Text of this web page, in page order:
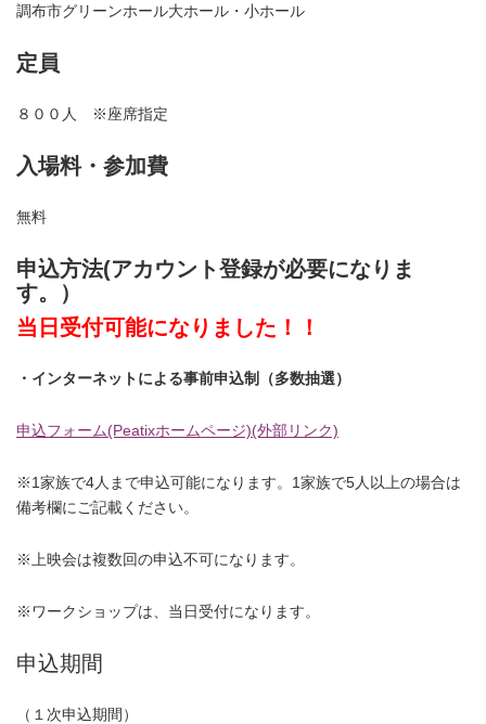
調布市グリーンホール大ホール・小ホール
定員
８００人 ※座席指定
入場料・参加費
無料
申込方法(アカウント登録が必要になりま
す。）
当日受付可能になりました！！
・インターネットによる事前申込制（多数抽選）
申込フォーム(Peatixホームページ)(外部リンク)
※1家族で4人まで申込可能になります。1家族で5人以上の場合は
備考欄にご記載ください。
※上映会は複数回の申込不可になります。
※ワークショップは、当日受付になります。
申込期間
（１次申込期間）